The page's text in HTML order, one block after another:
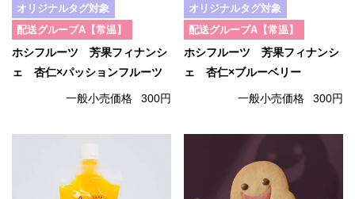
オリジナルタグ対象
配送グループA【常温】
ホシフルーツ 芳果フィナンシ
ェ 杏仁×パッションフルーツ
一般小売価格 300円
オリジナルタグ対象
配送グループA【常温】
ホシフルーツ 芳果フィナンシ
ェ 杏仁×ブルーベリー
一般小売価格 300円